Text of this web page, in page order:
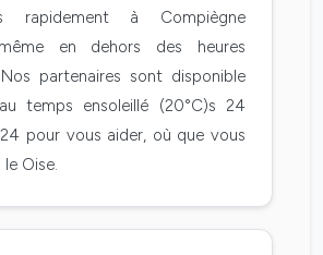
rapidement à Compiègne
en dehors des heures
partenaires sont disponible
temps ensoleillé (20°C)s 24
pour vous aider, où que vous
Oise.